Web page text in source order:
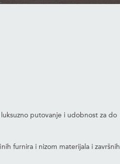
putovanje i udobnost za do
furnira i nizom materijala i završnih